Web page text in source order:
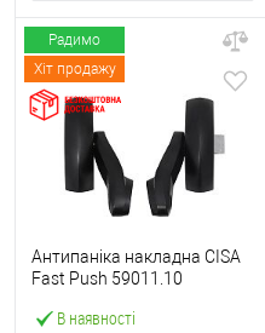
Радимо
Хіт продажу
В наявності
Антипаніка накладна CISA
Fast Push 59011.10
штанги